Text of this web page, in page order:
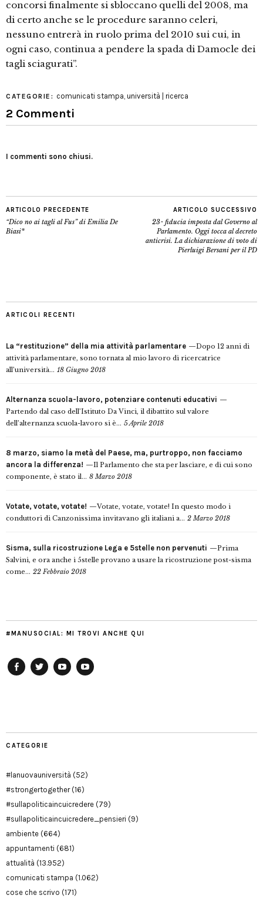
concorsi finalmente si sbloccano quelli del 2008, ma
di certo anche se le procedure saranno celeri,
nessuno entrerà in ruolo prima del 2010 sui cui, in
ogni caso, continua a pendere la spada di Damocle dei
tagli sciagurati”.
CATEGORIE: comunicati stampa, università | ricerca
2 Commenti
I commenti sono chiusi.
ARTICOLO PRECEDENTE
“Dico no ai tagli al Fus” di Emilia De
Biasi*
ARTICOLO SUCCESSIVO
23^ fiducia imposta dal Governo al
Parlamento. Oggi tocca al decreto
anticrisi. La dichiarazione di voto di
Pierluigi Bersani per il PD
ARTICOLI RECENTI
La “restituzione” della mia attività parlamentare
Dopo 12 anni di
attività parlamentare, sono tornata al mio lavoro di ricercatrice
all’università... 18 Giugno 2018
Alternanza scuola-lavoro, potenziare contenuti educativi
Partendo dal caso dell’Istituto Da Vinci, il dibattito sul valore
dell’alternanza scuola-lavoro si è... 5 Aprile 2018
8 marzo, siamo la metà del Paese, ma, purtroppo, non facciamo
ancora la differenza!
Il Parlamento che sta per lasciare, e di cui sono
componente, è stato il... 8 Marzo 2018
Votate, votate, votate!
Votate, votate, votate! In questo modo i
conduttori di Canzonissima invitavano gli italiani a... 2 Marzo 2018
Sisma, sulla ricostruzione Lega e 5stelle non pervenuti
Prima
Salvini, e ora anche i 5stelle provano a usare la ricostruzione post-sisma
come... 22 Febbraio 2018
#MANUSOCIAL: MI TROVI ANCHE QUI
CATEGORIE
#lanuovauniversità (52)
#strongertogether(16)
#sullapoliticaincuicredere (79)
#sullapoliticaincuicredere_pensieri (9)
ambiente (664)
appuntamenti (681)
attualità (13.952)
comunicati stampa (1.062)
cose che scrivo (171)